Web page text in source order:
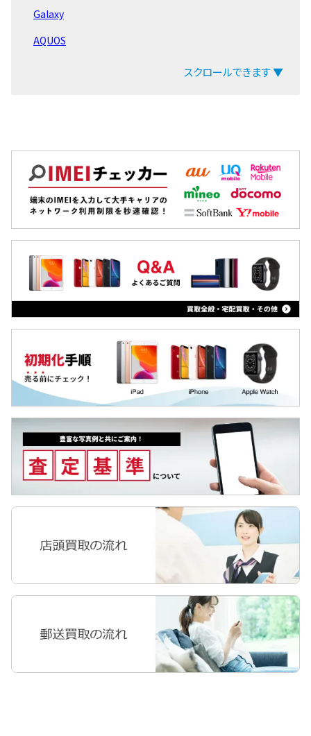
Galaxy
AQUOS
Xiaomi
MacBook
iPad
Qua tab
dtab
MediaPad
LAVIE Tab
YOGA Tab
Surface
Galaxyタブ
Pixel Tab
スクロールできます ▼